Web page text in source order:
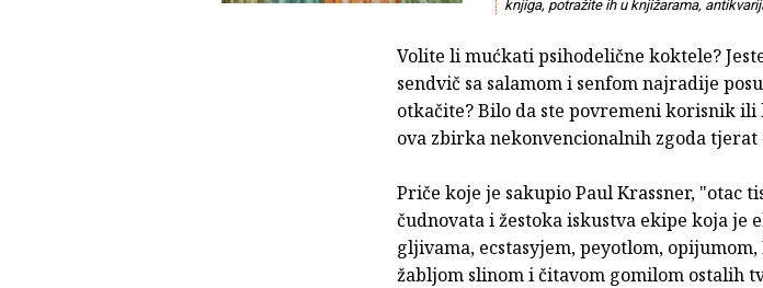
knjiga, potražite ih u knjižarama,
Volite li mućkati psihodelične koktele?
sendvič sa salamom i senfom najradije
otkačite? Bilo da ste povremeni korisnik
ova zbirka nekonvencionalnih zgoda tjerat
Priče koje je sakupio Paul Krassner, "otac
čudnovata i žestoka iskustva ekipe koja je
gljivama, ecstasyjem, peyotlom,
žabljom slinom i čitavom gomilom ostalih